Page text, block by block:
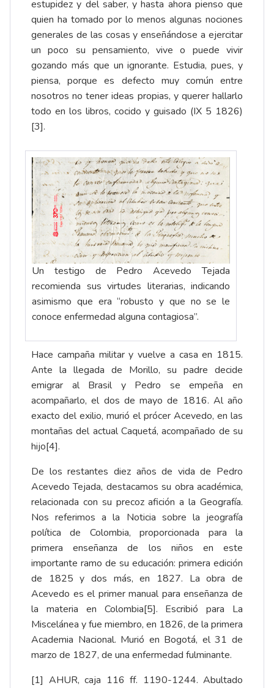
estupidez y del saber, y hasta ahora pienso que
quien ha tomado por lo menos algunas nociones
generales de las cosas y enseñándose a ejercitar
un poco su pensamiento, vive o puede vivir
gozando más que un ignorante. Estudia, pues, y
piensa, porque es defecto muy común entre
nosotros no tener ideas propias, y querer hallarlo
todo en los libros, cocido y guisado (IX 5 1826)
[3].
Un testigo de Pedro Acevedo Tejada
recomienda sus virtudes literarias, indicando
asimismo que era “robusto y que no se le
conoce enfermedad alguna contagiosa”.
Hace campaña militar y vuelve a casa en 1815.
Ante la llegada de Morillo, su padre decide
emigrar al Brasil y Pedro se empeña en
acompañarlo, el dos de mayo de 1816. Al año
exacto del exilio, murió el prócer Acevedo, en las
montañas del actual Caquetá, acompañado de su
hijo[4].
De los restantes diez años de vida de Pedro
Acevedo Tejada, destacamos su obra académica,
relacionada con su precoz afición a la Geografía.
Nos referimos a la Noticia sobre la jeografía
política de Colombia, proporcionada para la
primera enseñanza de los niños en este
importante ramo de su educación: primera edición
de 1825 y dos más, en 1827. La obra de
Acevedo es el primer manual para enseñanza de
la materia en Colombia[5]. Escribió para La
Miscelánea y fue miembro, en 1826, de la primera
Academia Nacional. Murió en Bogotá, el 31 de
marzo de 1827, de una enfermedad fulminante.
[1] AHUR, caja 116 ff. 1190-1244. Abultado